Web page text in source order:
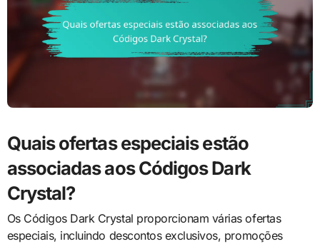
Quais ofertas especiais estão
associadas aos Códigos Dark
Crystal?
Os Códigos Dark Crystal proporcionam várias ofertas
especiais, incluindo descontos exclusivos, promoções